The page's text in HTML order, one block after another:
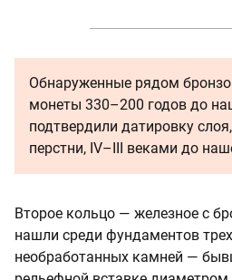
Обнаруженные рядом
монеты 330–200 годов до
подтвердили датировку
перстни, IV–III веками до
Второе кольцо — железное с
нашли среди фундаментов
необработанных камней —